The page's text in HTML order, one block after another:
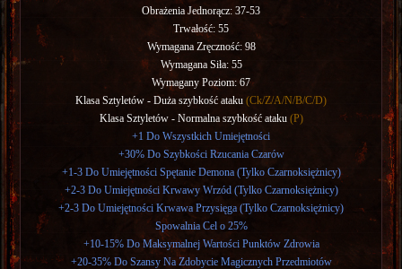
Obrażenia Jednorącz: 37-53
Trwałość: 55
Wymagana Zręczność: 98
Wymagana Siła: 55
Wymagany Poziom: 67
Klasa Sztyletów - Duża szybkość ataku (Ck/Z/A/N/B/C/D)
Klasa Sztyletów - Normalna szybkość ataku(P)
+1 Do Wszystkich Umiejętności
+30% Do Szybkości Rzucania Czarów
+1-3 Do Umiejętności Spętanie Demona (Tylko Czarnoksiężnicy)
+2-3 Do Umiejętności Krwawy Wrzód (Tylko Czarnoksiężnicy)
+2-3 Do Umiejętności Krwawa Przysięga (Tylko Czarnoksiężnicy)
Spowalnia Cel o 25%
+10-15% Do Maksymalnej Wartości Punktów Zdrowia
+20-35% Do Szansy Na Zdobycie Magicznych Przedmiotów